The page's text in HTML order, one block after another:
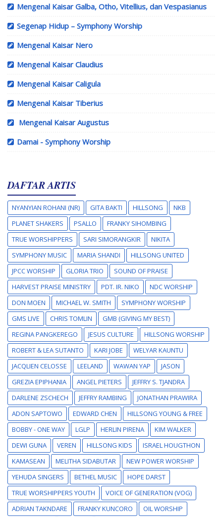
Mengenal Kaisar Galba, Otho, Vitellius, dan Vespasianus
Segenap Hidup – Symphony Worship
Mengenal Kaisar Nero
Mengenal Kaisar Claudius
Mengenal Kaisar Caligula
Mengenal Kaisar Tiberius
Mengenal Kaisar Augustus
Damai - Symphony Worship
DAFTAR ARTIS
NYANYIAN ROHANI (NR) GITA BAKTI HILLSONG
NKB
PLANET SHAKERS
PSALLO
FRANKY SIHOMBING
TRUE WORSHIPPERS
SARI SIMORANGKIR
NIKITA
SYMPHONY MUSIC
MARIA SHANDI
HILLSONG UNITED
JPCC WORSHIP
GLORIA TRIO
SOUND OF PRAISE
HARVEST PRAISE MINISTRY
PDT. IR. NIKO
NDC WORSHIP
DON MOEN
MICHAEL W. SMITH
SYMPHONY WORSHIP
GMS LIVE
CHRIS TOMLIN
GMB (GIVING MY BEST)
REGINA PANGKEREGO
JESUS CULTURE
HILLSONG WORSHIP
ROBERT & LEA SUTANTO
KARI JOBE
WELYAR KAUNTU
JACQLIEN CELOSSE
LEELAND WAWAN YAP
JASON
GREZIA EPIPHANIA
ANGEL PIETERS
JEFFRY S. TJANDRA
DARLENE ZSCHECH
JEFFRY RAMBING
JONATHAN PRAWIRA
ADON SAPTOWO
EDWARD CHEN
HILLSONG YOUNG & FREE
BOBBY - ONE WAY
LGLP HERLIN PIRENA
KIM WALKER
DEWI GUNA
VEREN HILLSONG KIDS
ISRAEL HOUGTHON
KAMASEAN
MELITHA SIDABUTAR
NEW POWER WORSHIP
YEHUDA SINGERS
BETHEL MUSIC
HOPE DARST
TRUE WORSHIPPERS YOUTH
VOICE OF GENERATION (VOG)
ADRIAN TAKNDARE
FRANKY KUNCORO
OIL WORSHIP